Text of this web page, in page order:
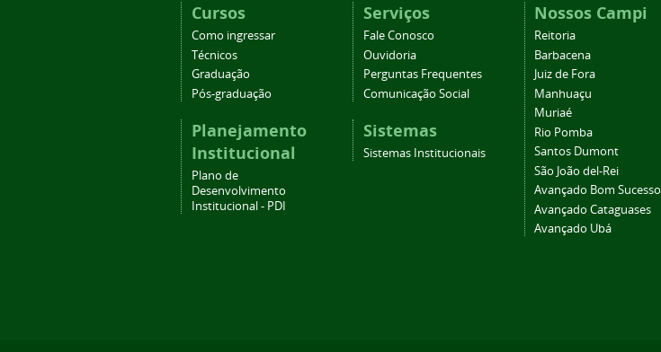
Cursos
Como ingressar
Técnicos
Graduação
Pós-graduação
Planejamento
Institucional
Plano de
Desenvolvimento
Institucional - PDI
Serviços
Fale Conosco
Ouvidoria
Perguntas Frequentes
Comunicação Social
Sistemas
Sistemas Institucionais
Nossos Campi
Reitoria
Barbacena
Juiz de Fora
Manhuaçu
Muriaé
Rio Pomba
Santos Dumont
São João del-Rei
Avançado Bom Sucesso
Avançado Cataguases
Avançado Ubá